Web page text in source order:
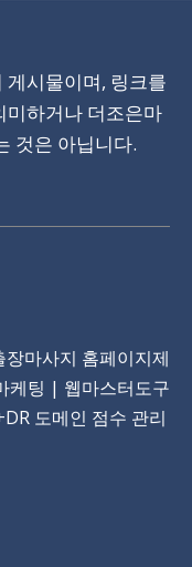
시물이며, 링크를
미하거나 더조은마
것은 아닙니다.
마사지 홈페이지제
케팅 | 웹마스터도구
도메인 점수 관리